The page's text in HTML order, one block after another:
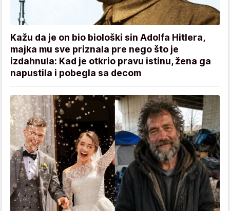
Kažu da je on bio biološki sin Adolfa Hitlera,
majka mu sve priznala pre nego što je
izdahnula: Kad je otkrio pravu istinu, žena ga
napustila i pobegla sa decom